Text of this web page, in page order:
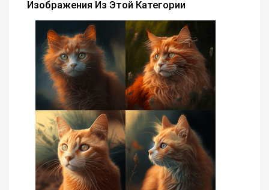
Изображения Из Этой Категории